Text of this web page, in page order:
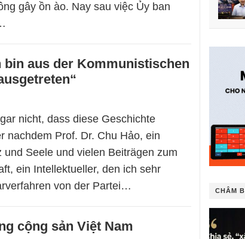
gây ồn ào. Nay sau việc Ủy ban
bin aus der Kommunistischen
nicht, dass diese Geschichte
nachdem Prof. Dr. Chu Hảo, ein
und Seele und vielen Beiträgen zum
ein Intellektueller, den ich sehr
von der Partei…
cộng sản Việt Nam
CHÂM